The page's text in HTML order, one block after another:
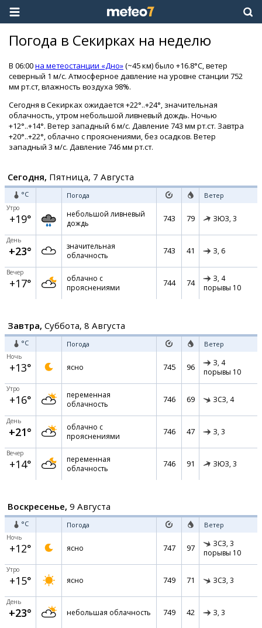
Погода в Секирках на неделю
В 06:00на метеостанции «Дно»(~45 км) было +16.8°C, ветер
северный 1 м/с. Атмосферное давление на уровне станции 752
мм рт.ст, влажность воздуха 98%.
Сегодня в Секирках ожидается +22°..+24°, значительная
облачность, утром небольшой ливневый дождь. Ночью
+12°..+14°. Ветер западный 6 м/с. Давление 743 мм рт.ст. Завтра
+20°..+22°, облачно с прояснениями, без осадков. Ветер
западный 3 м/с. Давление 746 мм рт.ст.
Сегодня, Пятница, 7 Августа
°C Погода Ветер
Утро
+19°
небольшой ливневый
дождь
743 79 ЗЮЗ, 3
День
+23°
значительная
облачность
743 41 З, 6
Вечер
+17°
облачно с
прояснениями
744 74 З, 4
порывы 10
Завтра, Суббота, 8 Августа
°C Погода Ветер
Ночь
+13° ясно 745 96 З, 4
порывы 10
Утро
+16°
переменная
облачность
746 69 ЗСЗ, 4
День
+21°
облачно с
прояснениями
746 47 З, 3
Вечер
+14°
переменная
облачность
746 91 ЗЮЗ, 3
Воскресенье, 9 Августа
°C Погода Ветер
Ночь
+12° ясно 747 97 ЗСЗ, 3
порывы 10
Утро
+15° ясно 749 71 ЗСЗ, 3
День
+23° небольшая облачность 749 42 З, 3